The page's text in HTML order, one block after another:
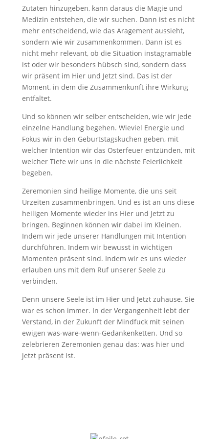
Zutaten hinzugeben, kann daraus die Magie und
Medizin entstehen, die wir suchen. Dann ist es nicht
mehr entscheidend, wie das Aragement aussieht,
sondern wie wir zusammenkommen. Dann ist es
nicht mehr relevant, ob die Situation instagramable
ist oder wir besonders hübsch sind, sondern dass
wir präsent im Hier und Jetzt sind. Das ist der
Moment, in dem die Zusammenkunft ihre Wirkung
entfaltet.
Und so können wir selber entscheiden, wie wir jede
einzelne Handlung begehen. Wieviel Energie und
Fokus wir in den Geburtstagskuchen geben, mit
welcher Intention wir das Osterfeuer entzünden, mit
welcher Tiefe wir uns in die nächste Feierlichkeit
begeben.
Zeremonien sind heilige Momente, die uns seit
Urzeiten zusammenbringen. Und es ist an uns diese
heiligen Momente wieder ins Hier und Jetzt zu
bringen. Beginnen können wir dabei im Kleinen.
Indem wir jede unserer Handlungen mit Intention
durchführen. Indem wir bewusst in wichtigen
Momenten präsent sind. Indem wir es uns wieder
erlauben uns mit dem Ruf unserer Seele zu
verbinden.
Denn unsere Seele ist im Hier und Jetzt zuhause. Sie
war es schon immer. In der Vergangenheit lebt der
Verstand, in der Zukunft der Mindfuck mit seinen
ewigen was-wäre-wenn-Gedankenketten. Und so
zelebrieren Zeremonien genau das: was hier und
jetzt präsent ist.